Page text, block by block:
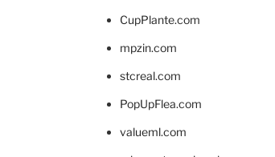
CupPlante.com
mpzin.com
stcreal.com
PopUpFlea.com
valueml.com